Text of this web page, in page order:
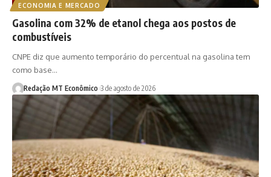
ECONOMIA E MERCADO
Gasolina com 32% de etanol chega aos postos de
combustíveis
CNPE diz que aumento temporário do percentual na gasolina tem
como base…
Redação MT Econômico 3 de agosto de 2026